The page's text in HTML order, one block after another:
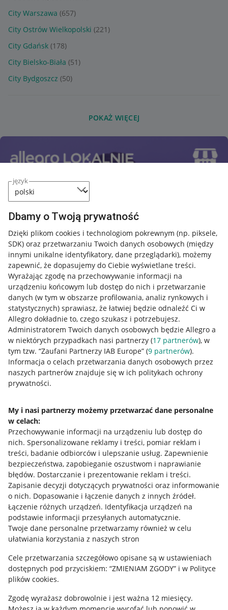
język
Dbamy o Twoją prywatność
Dzięki plikom cookies i technologiom pokrewnym (np. piksele,
SDK) oraz przetwarzaniu Twoich danych osobowych (między
innymi unikalne identyfikatory, dane przeglądarki), możemy
zapewnić, że dopasujemy do Ciebie wyświetlane treści.
Wyrażając zgodę na przechowywanie informacji na
urządzeniu końcowym lub dostęp do nich i przetwarzanie
danych (w tym w obszarze profilowania, analiz rynkowych i
statystycznych) sprawiasz, że łatwiej będzie odnaleźć Ci w
Allegro dokładnie to, czego szukasz i potrzebujesz.
Administratorem Twoich danych osobowych będzie Allegro a
w niektórych przypadkach nasi partnerzy (17 partnerów), w
tym tzw. “Zaufani Partnerzy IAB Europe” (9 partnerów).
Informacja o celach przetwarzania danych osobowych przez
naszych partnerów znajduje się w ich politykach ochrony
prywatności.
My i nasi partnerzy możemy przetwarzać dane personalne
w celach:
Przechowywanie informacji na urządzeniu lub dostęp do
nich. Spersonalizowane reklamy i treści, pomiar reklam i
treści, badanie odbiorców i ulepszanie usług. Zapewnienie
bezpieczeństwa, zapobieganie oszustwom i naprawianie
błędów. Dostarczanie i prezentowanie reklam i treści.
Zapisanie decyzji dotyczących prywatności oraz informowanie
o nich. Dopasowanie i łączenie danych z innych źródeł.
Łączenie różnych urządzeń. Identyfikacja urządzeń na
podstawie informacji przesyłanych automatycznie.
Twoje dane personalne przetwarzamy również w celu
ułatwiania korzystania z naszych stron
Cele przetwarzania szczegółowo opisane są w ustawieniach
dostępnych pod przyciskiem: “ZMIENIAM ZGODY” i w Polityce
plików cookies.
Zgodę wyrażasz dobrowolnie i jest ważna 12 miesięcy.
City Warszawa (657)
City Ostrów Wielkopolski (221)
City Gdańsk (178)
City Bielsko-Biała (51)
City Bydgoszcz (50)
POKAŻ WIĘCEJ
Przydatne informacje
Jak to działa
Napisz do nas
Allegro Gadane dla sprzedających
Allegro Gadane dla kupujących
Mapa miejscowości
Informacje prawne
Regulamin
Polityka plików "cookies"
Ustawienia plików "cookies"
Udostępnianie lokalizacji
Informacje dla Aktu o Usługach Cyfrowych
Pobierz aplikację